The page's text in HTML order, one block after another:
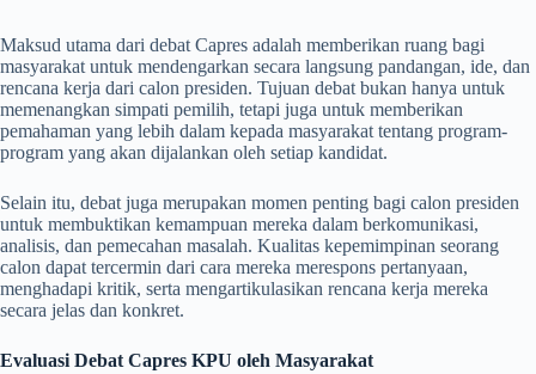
Maksud utama dari debat Capres adalah memberikan ruang bagi
masyarakat untuk mendengarkan secara langsung pandangan, ide, dan
rencana kerja dari calon presiden. Tujuan debat bukan hanya untuk
memenangkan simpati pemilih, tetapi juga untuk memberikan
pemahaman yang lebih dalam kepada masyarakat tentang program-
program yang akan dijalankan oleh setiap kandidat.
Selain itu, debat juga merupakan momen penting bagi calon presiden
untuk membuktikan kemampuan mereka dalam berkomunikasi,
analisis, dan pemecahan masalah. Kualitas kepemimpinan seorang
calon dapat tercermin dari cara mereka merespons pertanyaan,
menghadapi kritik, serta mengartikulasikan rencana kerja mereka
secara jelas dan konkret.
Evaluasi Debat Capres KPU oleh Masyarakat